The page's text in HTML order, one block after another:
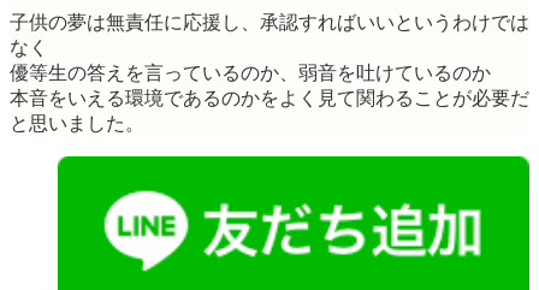
子供の夢は無責任に応援し、承認すればいいというわけでは
なく
優等生の答えを言っているのか、弱音を吐けているのか
本音をいえる環境であるのかをよく見て関わることが必要だ
と思いました。